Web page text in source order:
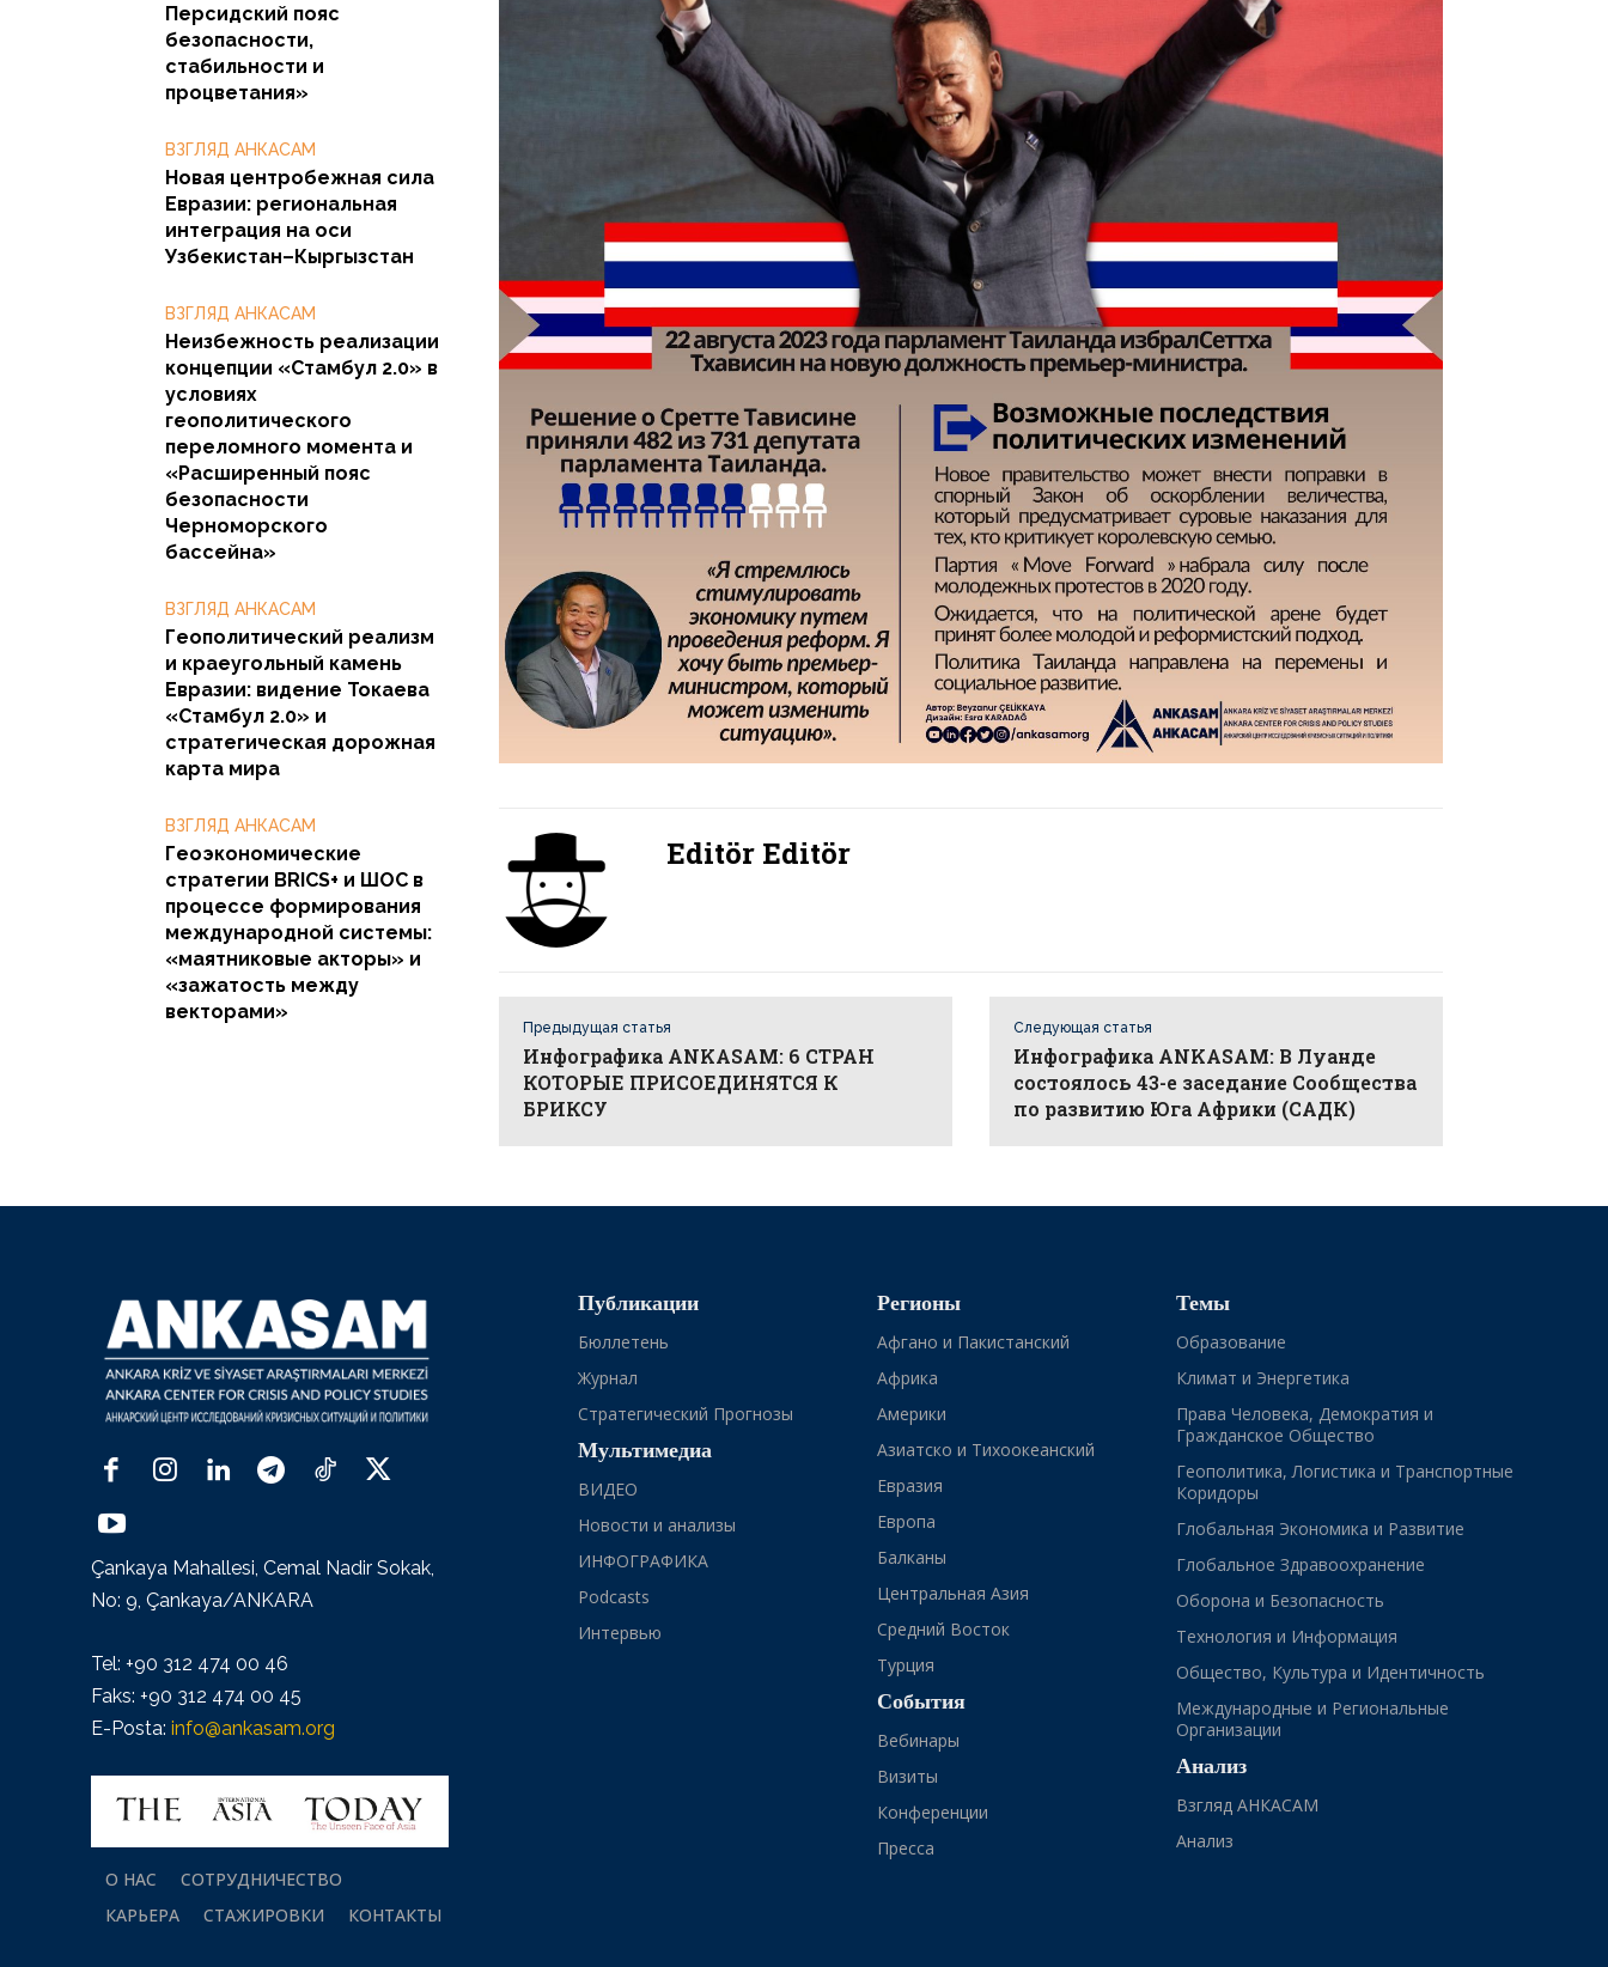
Персидский пояс
безопасности,
стабильности и
процветания»
ВЗГЛЯД АНКАСАМ
Новая центробежная сила
Евразии: региональная
интеграция на оси
Узбекистан–Кыргызстан
ВЗГЛЯД АНКАСАМ
Неизбежность реализации
концепции «Стамбул 2.0» в
условиях
геополитического
переломного момента и
«Расширенный пояс
безопасности
Черноморского
бассейна»
ВЗГЛЯД АНКАСАМ
Геополитический реализм
и краеугольный камень
Евразии: видение Токаева
«Стамбул 2.0» и
стратегическая дорожная
карта мира
ВЗГЛЯД АНКАСАМ
Геоэкономические
стратегии BRICS+ и ШОС в
процессе формирования
международной системы:
«маятниковые акторы» и
«зажатость между
векторами»
Editör Editör
Предыдущая статья
Инфографика ANKASAM: 6 СТРАН
КОТОРЫЕ ПРИСОЕДИНЯТСЯ К
БРИКСУ
Следующая статья
Инфографика ANKASAM: В Луанде
состоялось 43-е заседание Сообщества
по развитию Юга Африки (САДК)
Çankaya Mahallesi, Cemal Nadir Sokak,
No: 9, Çankaya/ANKARA
Tel: +90 312 474 00 46
Faks: +90 312 474 00 45
E-Posta: info@ankasam.org
О НАС
СОТРУДНИЧЕСТВО
КАРЬЕРА
СТАЖИРОВКИ КОНТАКТЫ
Публикации
Бюллетень
Журнал
Стратегический Прогнозы
Мультимедиа
ВИДЕО
Новости и анализы
ИНФОГРАФИКА
Podcasts
Интервью
Регионы
Афгано и Пакистанский
Африка
Америки
Азиатско и Тихоокеанский
Евразия
Европа
Балканы
Центральная Азия
Средний Восток
Турция
События
Вебинары
Визиты
Конференции
Пресса
Темы
Образование
Климат и Энергетика
Права Человека, Демократия и
Гражданское Общество
Геополитика, Логистика и Транспортные
Коридоры
Глобальная Экономика и Развитие
Глобальное Здравоохранение
Оборона и Безопасность
Технология и Информация
Общество, Культура и Идентичность
Международные и Региональные
Организации
Анализ
Взгляд АНКАСАМ
Анализ